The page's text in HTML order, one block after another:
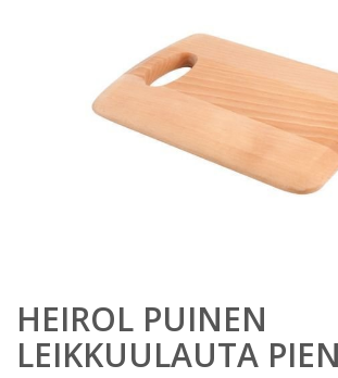
HEIROL PUINEN
LEIKKUULAUTA